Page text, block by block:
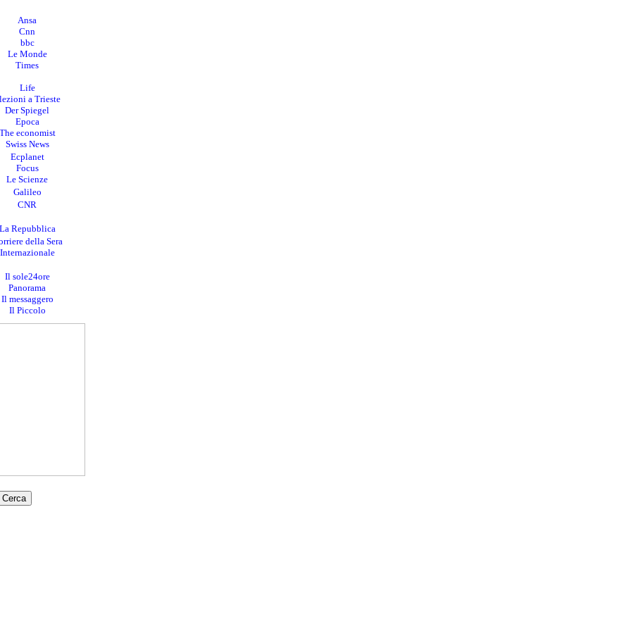
Ansa
Cnn
bbc
Le Monde
Times
Life
a Trieste
Der Spiegel
Epoca
economist
Swiss News
Ecplanet
Focus
Le Scienze
Galileo
CNR
Repubblica
della Sera
Internazionale
Il sole24ore
Panorama
Il messaggero
Il Piccolo